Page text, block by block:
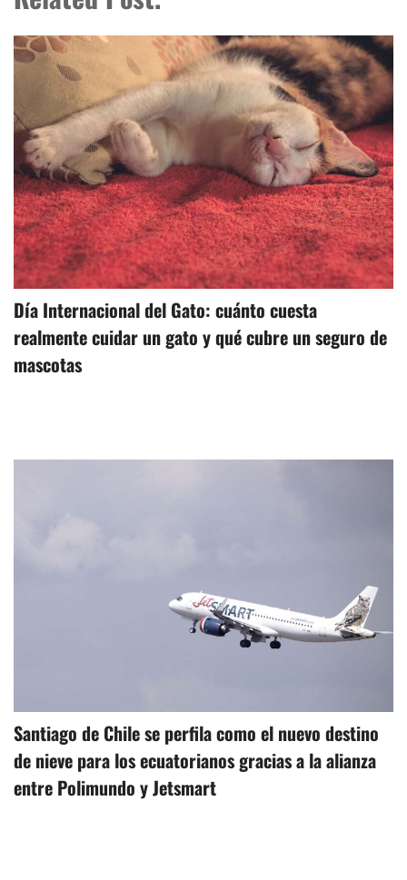
Día Internacional del Gato: cuánto cuesta
realmente cuidar un gato y qué cubre un seguro de
mascotas
Santiago de Chile se perfila como el nuevo destino
de nieve para los ecuatorianos gracias a la alianza
entre Polimundo y Jetsmart